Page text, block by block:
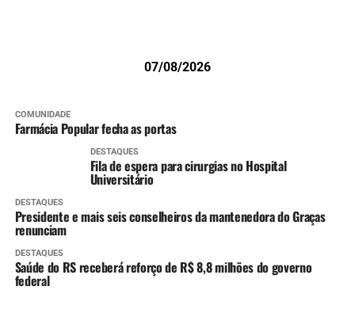
07/08/2026
COMUNIDADE
Farmácia Popular fecha as portas
DESTAQUES
Fila de espera para cirurgias no Hospital
Universitário
DESTAQUES
Presidente e mais seis conselheiros da mantenedora do Graças
renunciam
DESTAQUES
Saúde do RS receberá reforço de R$ 8,8 milhões do governo
federal